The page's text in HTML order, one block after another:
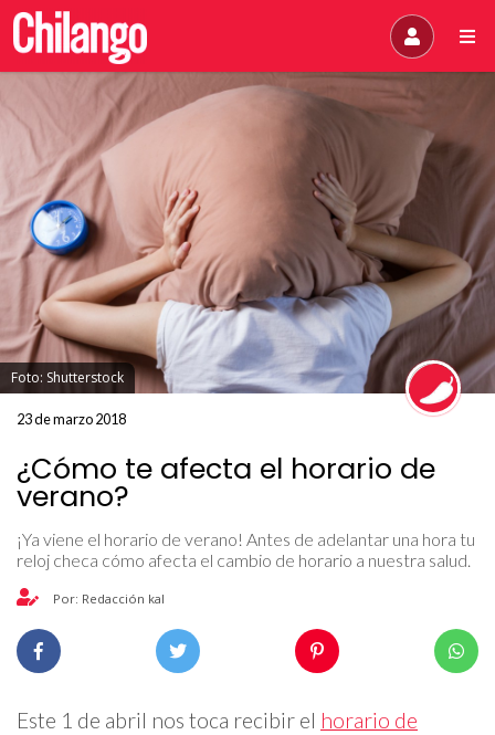
Foto: Shutterstock
23 de marzo 2018
¿Cómo te afecta el horario de
verano?
¡Ya viene el horario de verano! Antes de adelantar una hora tu
reloj checa cómo afecta el cambio de horario a nuestra salud.
Por: Redacción kal
Este 1 de abril nos toca recibir el horario de